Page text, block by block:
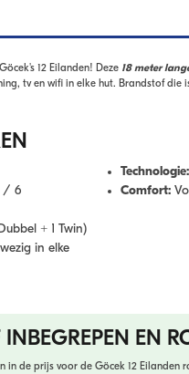
12 Eilanden! Deze 18 meter
tv en wifi in elke hut. Brandstof die
/ 6
+ 1 Twin)
in elke
Technologie:
Comfort:
EN
in de prijs voor de Göcek 12 Eilanden